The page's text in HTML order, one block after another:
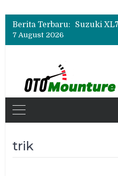
Berita Terbaru:
7 August 2026
trik